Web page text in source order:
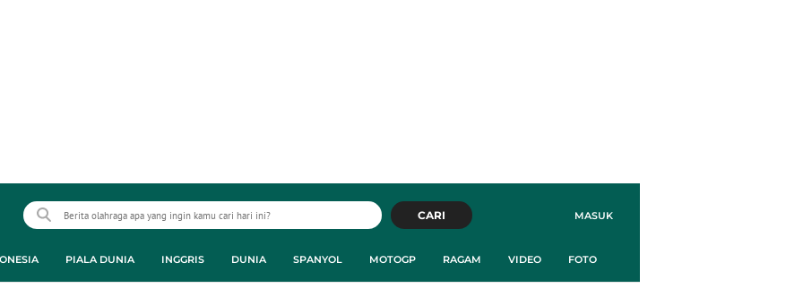
MASUK
CARI
PIALA DUNIA INGGRIS DUNIA SPANYOL MOTOGP RAGAM VIDEO FOTO